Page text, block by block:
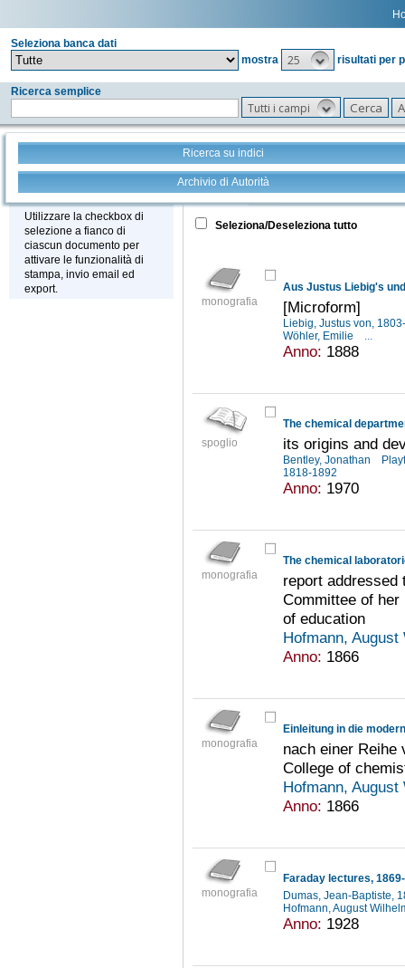
Seleziona banca dati
mostra
25 risultati per
Ricerca semplice
Tutti i campi
Ricerca su indici
Archivio di Autorità
Stampa - Email - Export
Utilizzare la checkbox di
selezione a fianco di
ciascun documento per
attivare le funzionalità di
stampa, invio email ed
export.
Tutto +
Seleziona/Deseleziona tutto
monografia [Microform]
Liebig, Justus von,
Wöhler, Emilie
...
Anno: 1888
spoglio
The chemical
its origins and
Bentley, Jonathan
1818-1892
Anno: 1970
monografia
report addressed
Committee of
of education
Hofmann,
Anno: 1866
monografia
Einleitung in die
nach einer Reihe
College of
Hofmann,
Anno: 1866
monografia
Faraday lectures,
Dumas, Jean-Baptiste,
Hofmann, August
Anno: 1928